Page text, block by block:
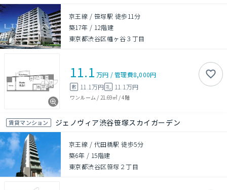
京王線 / 笹塚駅 徒歩11分
築17年 / 12階建
東京都渋谷区幡ヶ谷３丁目
11.1 万円 /管理費8,000円
敷 11.1万円 礼 11.1万円
ワンルーム / 21.69㎡/4階
賃貸マンション ジェノヴィア渋谷笹塚スカイガーデン
京王線 / 代田橋駅 徒歩5分
築6年 / 15階建
東京都渋谷区笹塚２丁目